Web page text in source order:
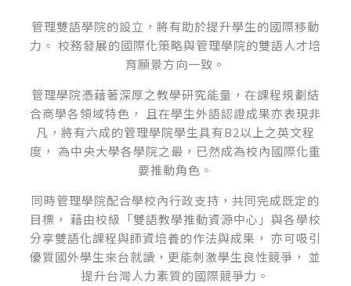
管理雙語學院的設立，將有助於提升學生的國際移動
力。 校務發展的國際化策略與管理學院的雙語人才培
育願景方向一致。
管理學院憑藉著深厚之教學研究能量，在課程規劃結
合商學各領域特色，
且在學生外語認證成果亦表現非
凡，將有六成的管理學院學生具有B2以上之英文程
度， 為中央大學各學院之最，已然成為校內國際化重
要推動角色。
同時管理學院配合學校內行政支持，共同完成既定的
目標， 藉由校級「雙語教學推動資源中心」與各學校
分享雙語化課程與師資培養的作法與成果， 亦可吸引
優質國外學生來台就讀，更能刺激學生良性競爭， 並
提升台灣人力素質的國際競爭力。